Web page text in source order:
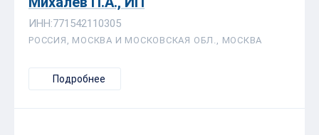
ИНН:771542110305
РОССИЯ, МОСКВА И МОСКОВСКАЯ ОБЛ., МОСКВА
Подробнее